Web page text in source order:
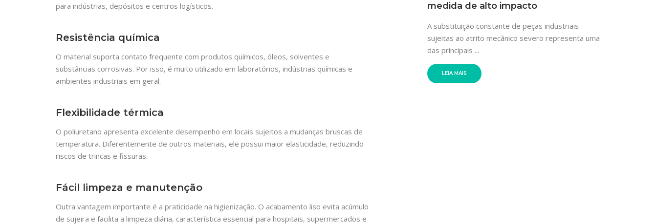
para indústrias, depósitos e centros logísticos.
Resistência química
O material suporta contato frequente com produtos químicos, óleos, solventes e
substâncias corrosivas. Por isso, é muito utilizado em laboratórios, indústrias químicas e
ambientes industriais em geral.
Flexibilidade térmica
O poliuretano apresenta excelente desempenho em locais sujeitos a mudanças bruscas de
temperatura. Diferentemente de outros materiais, ele possui maior elasticidade, reduzindo
riscos de trincas e fissuras.
Fácil limpeza e manutenção
Outra vantagem importante é a praticidade na higienização. O acabamento liso evita acúmulo
de sujeira e facilita a limpeza diária, característica essencial para hospitais, supermercados e
medida de alto impacto
A substituição constante de peças industriais
sujeitas ao atrito mecânico severo representa uma
das principais ...
LEIA MAIS